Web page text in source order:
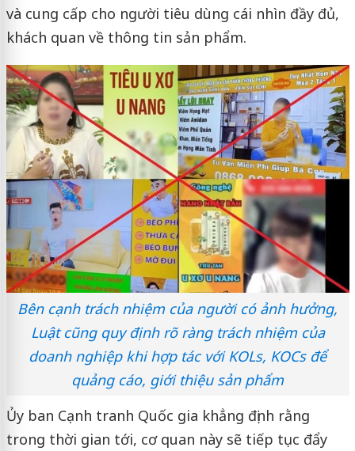
và cung cấp cho người tiêu dùng cái nhìn đầy đủ,
khách quan về thông tin sản phẩm.
Bên cạnh trách nhiệm của người có ảnh hưởng,
Luật cũng quy định rõ ràng trách nhiệm của
doanh nghiệp khi hợp tác với KOLs, KOCs để
quảng cáo, giới thiệu sản phẩm
Ủy ban Cạnh tranh Quốc gia khẳng định rằng
trong thời gian tới, cơ quan này sẽ tiếp tục đẩy